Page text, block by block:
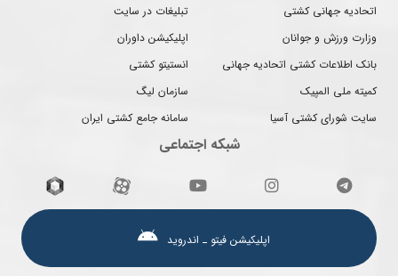
اتحادیه جهانی کشتی
وزارت ورزش و جوانان
بانک اطلاعات کشتی اتحادیه جهانی
کمیته ملی المپیک
سایت شورای کشتی آسیا
تبلیغات در سایت
اپلیکیشن داوران
انستیتو کشتی
سازمان لیگ
سامانه جامع کشتی ایران
شبکه اجتماعی
اپلیکیشن فیتو ـ اندروید